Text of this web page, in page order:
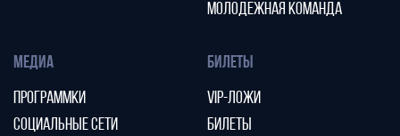
МОЛОДЕЖНАЯ КОМАНДА
МЕДИА
ПРОГРАММКИ
СОЦИАЛЬНЫЕ СЕТИ
БИЛЕТЫ
VIP-ЛОЖИ
БИЛЕТЫ